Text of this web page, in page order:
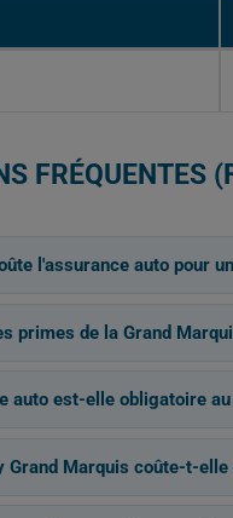
FRÉQUENTES
l'assurance auto pour
primes de la Grand
auto est-elle obligatoire au
Grand Marquis coûte-t-elle